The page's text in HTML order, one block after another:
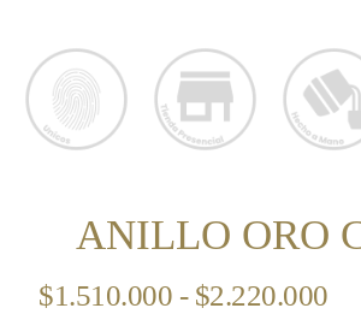
ANILLO ORO
$1.510.000 - $2.220.000